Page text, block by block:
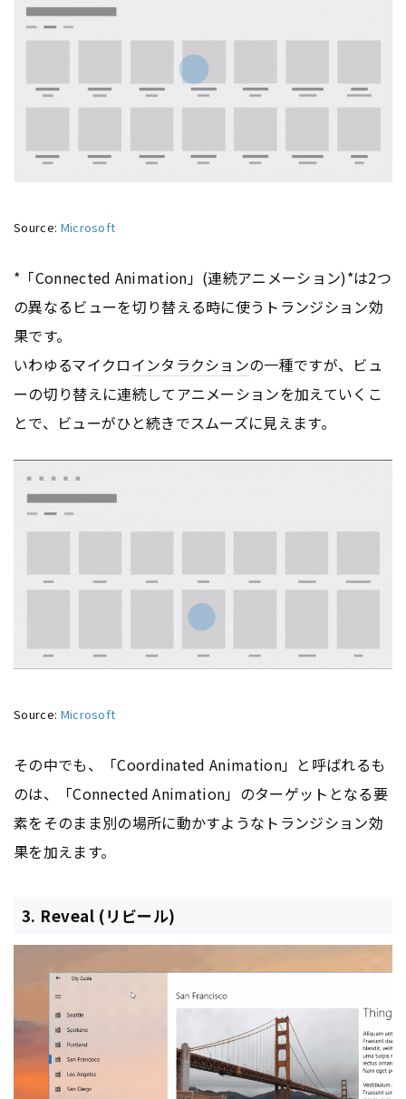
Source: Microsoft
*「Connected Animation」(連続アニメーション)*は2つ
の異なるビューを切り替える時に使うトランジション効
果です。
いわゆるマイクロインタラクションの一種ですが、ビュ
ーの切り替えに連続してアニメーションを加えていくこ
とで、ビューがひと続きでスムーズに見えます。
Source: Microsoft
その中でも、「Coordinated Animation」と呼ばれるも
のは、「Connected Animation」のターゲットとなる要
素をそのまま別の場所に動かすようなトランジション効
果を加えます。
3. Reveal (リビール)